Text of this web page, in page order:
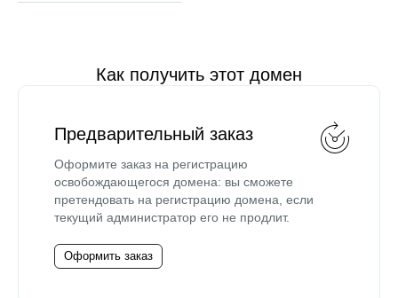
Как получить этот домен
Предварительный заказ
Оформите заказ на регистрацию
освобождающегося домена: вы сможете
претендовать на регистрацию домена, если
текущий администратор его не продлит.
Оформить заказ